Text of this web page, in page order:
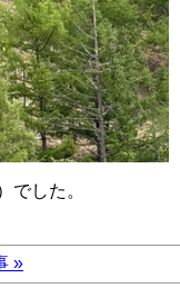
でした。
»